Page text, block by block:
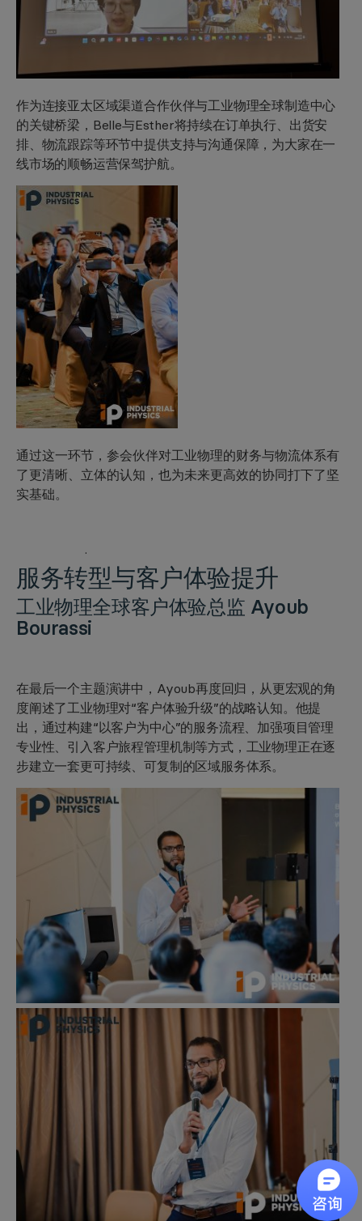
作为连接亚太区域渠道合作伙伴与工业物理全球制造中心
的关键桥梁，Belle与Esther将持续在订单执行、出货安
排、物流跟踪等环节中提供支持与沟通保障，为大家在一
线市场的顺畅运营保驾护航。
通过这一环节，参会伙伴对工业物理的财务与物流体系有
了更清晰、立体的认知，也为未来更高效的协同打下了坚
实基础。
·
服务转型与客户体验提升
工业物理全球客户体验总监 Ayoub
Bourassi
在最后一个主题演讲中，Ayoub再度回归，从更宏观的角
度阐述了工业物理对“客户体验升级”的战略认知。他提
出，通过构建“以客户为中心”的服务流程、加强项目管理
专业性、引入客户旅程管理机制等方式，工业物理正在逐
步建立一套更可持续、可复制的区域服务体系。